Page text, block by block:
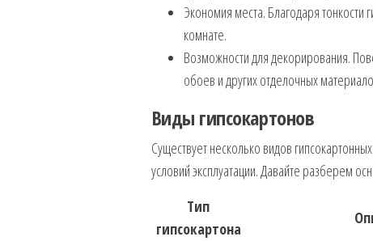
Экономия места. Благодаря тонкости
комнате.
Возможности для декорирования.
обоев и других отделочных
Виды гипсокартонов
Существует несколько видов
условий эксплуатации. Давайте разберем
Тип
гипсокартона